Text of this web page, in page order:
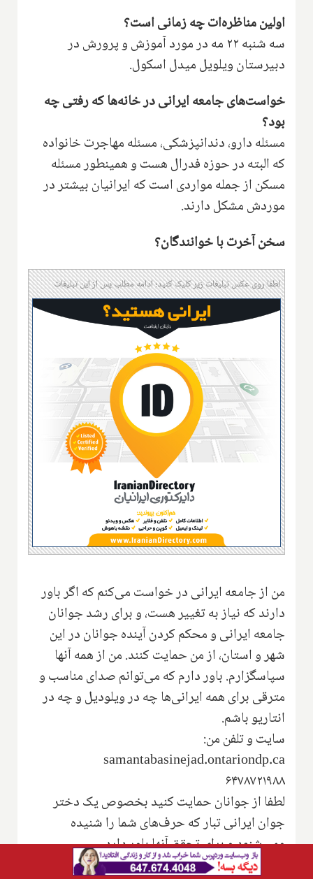
اولین مناظره‌ات چه زمانی است؟
سه شنبه ۲۲ مه در مورد آموزش و پرورش در
دبیرستان ویلویل میدل اسکول.
خواست‌های جامعه ایرانی در خانه‌ها که رفتی چه
بود؟
مسئله دارو، دندانپزشکی، مسئله مهاجرت خانواده
که البته در حوزه فدرال هست و همینطور مسئله
مسکن از جمله مواردی است که ایرانیان بیشتر در
موردش مشکل دارند.
سخن آخرت با خوانندگان؟
لطفا روی عکس تبلیغات زیر کلیک کنید؛ ادامه مطلب پس از این تبلیغات
من از جامعه ایرانی در خواست می‌کنم که اگر باور
دارند که نیاز به تغییر هست‌، و برای رشد جوانان
جامعه ایرانی و محکم کردن آینده جوانان در این
شهر و استان‌، از من حمایت کنند‌.‌ من از همه آنها
سپاسگزارم‌. باور دارم که می‌توانم صدای مناسب و
مترقی برای همه ایرانی‌ها چه در ویلودیل و چه در
انتاریو باشم‌.
سایت و تلفن من:
samantabasinejad.ontariondp.ca
۶۴۷۸۷۲۱۹۸۸
لطفا از جوانان حمایت کنید بخصوص یک دختر
جوان ایرانی تبار که حرف‌های شما را شنیده
ومی‌شنود و برای تحقق آنها باور دارد.
http://www.coalitionforthehomeless.org/basic-